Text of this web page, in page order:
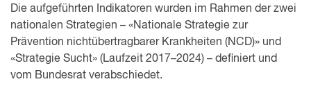
Die aufgeführten Indikatoren wurden im Rahmen der zwei
nationalen Strategien – «Nationale Strategie zur
Prävention nichtübertragbarer Krankheiten (NCD)» und
«Strategie Sucht» (Laufzeit 2017–2024) – definiert und
vom Bundesrat verabschiedet.